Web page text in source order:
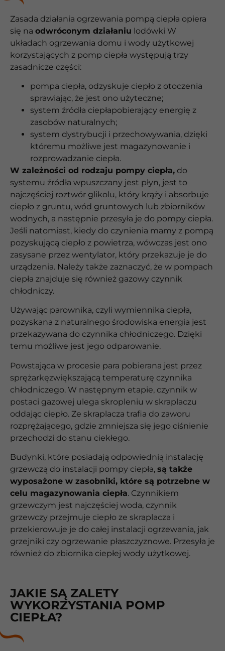
Zasada działania ogrzewania pompą ciepła opiera
się na odwróconym działaniu lodówki W
układach ogrzewania domu i wody użytkowej
korzystających z pomp ciepła występują trzy
zasadnicze części:
pompa ciepła, odzyskuje ciepło z otoczenia
sprawiając, że jest ono użyteczne;
system źródła ciepłapobierający energię z
zasobów naturalnych;
system dystrybucji i przechowywania, dzięki
któremu możliwe jest magazynowanie i
rozprowadzanie ciepła.
W zależności od rodzaju pompy ciepła, do
systemu źródła wpuszczany jest płyn, jest to
najczęściej roztwór glikolu, który krąży i absorbuje
ciepło z gruntu, wód gruntowych lub zbiorników
wodnych, a następnie przesyła je do pompy ciepła.
Jeśli natomiast, kiedy do czynienia mamy z pompą
pozyskującą ciepło z powietrza, wówczas jest ono
zasysane przez wentylator, który przekazuje je do
urządzenia. Należy także zaznaczyć, że w pompach
ciepła znajduje się również gazowy czynnik
chłodniczy.
Używając parownika, czyli wymiennika ciepła,
pozyskana z naturalnego środowiska energia jest
przekazywana do czynnika chłodniczego. Dzięki
temu możliwe jest jego odparowanie.
Powstająca w procesie para pobierana jest przez
sprężarkęzwiększającą temperaturę czynnika
chłodniczego. W następnym etapie, czynnik w
postaci gazowej ulega skropleniu w skraplaczu
oddając ciepło. Ze skraplacza trafia do zaworu
rozprężającego, gdzie zmniejsza się jego ciśnienie
przechodzi do stanu ciekłego.
Budynki, które posiadają odpowiednią instalację
grzewczą do instalacji pompy ciepła, są także
wyposażone w zasobniki, które są potrzebne w
celu magazynowania ciepła. Czynnikiem
grzewczym jest najczęściej woda, czynnik
grzewczy przejmuje ciepło ze skraplacza i
przekierowuje je do całej instalacji ogrzewania, jak
grzejniki czy ogrzewanie płaszczyznowe. Przesyła je
również do zbiornika ciepłej wody użytkowej.
JAKIE SĄ ZALETY
WYKORZYSTANIA POMP
CIEPŁA?